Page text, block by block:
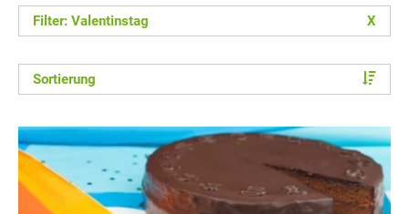
Filter: Valentinstag X
Sortierung